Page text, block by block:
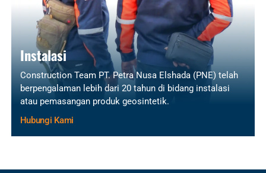
Instalasi
Construction Team PT. Petra Nusa Elshada (PNE) telah
berpengalaman lebih dari 20 tahun di bidang instalasi
atau pemasangan produk geosintetik.
Hubungi Kami